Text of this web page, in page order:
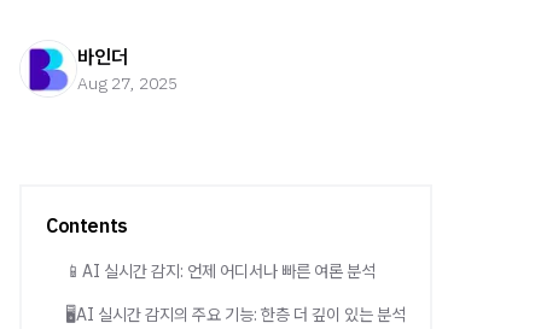
바인더
Aug 27, 2025
Contents
📱AI 실시간 감지: 언제 어디서나 빠른 여론 분석
🖥️AI 실시간 감지의 주요 기능: 한층 더 깊이 있는 분석